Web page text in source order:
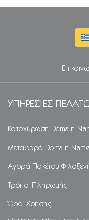
YΠΗΡΕΣΙΕΣ
Κατοχύρωση Domain
Μεταφορά Domain Name
Αγορά Πακέτου
Τρόποι Πληρωμής
Όροι Χρήσης